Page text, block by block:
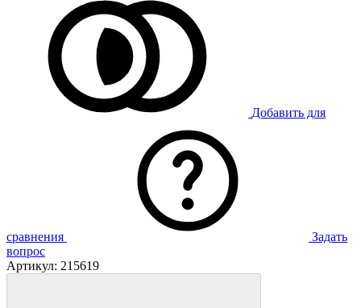
Добавить для
сравнения
Задать
вопрос
Артикул: 215619